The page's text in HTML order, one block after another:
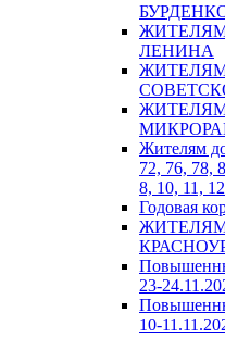
ЖИТЕЛЯМ
ЛЕНИНА
ЖИТЕЛЯМ
Жителям
72, 76, 78,
8, 10, 11, 12
Годовая
23-
10-